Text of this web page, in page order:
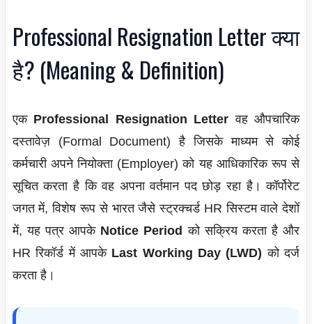
Professional Resignation Letter क्या
है? (Meaning & Definition)
एक Professional Resignation Letter वह औपचारिक
दस्तावेज़ (Formal Document) है जिसके माध्यम से कोई
कर्मचारी अपने नियोक्ता (Employer) को यह आधिकारिक रूप से
सूचित करता है कि वह अपना वर्तमान पद छोड़ रहा है। कॉर्पोरेट
जगत में, विशेष रूप से भारत जैसे स्ट्रक्चर्ड HR सिस्टम वाले देशों
में, यह पत्र आपके Notice Period को सक्रिय करता है और
HR रिकॉर्ड में आपके Last Working Day (LWD) को दर्ज
करता है।